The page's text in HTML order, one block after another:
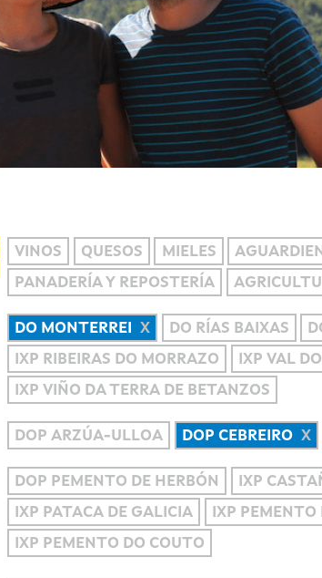
VINOS QUESOS MIELES
PANADERÍA Y REPOSTERÍA
DO MONTERREI DO RÍAS BAIXAS
IXP RIBEIRAS DO MORRAZO
IXP VAL
IXP VIÑO DA TERRA DE BETANZOS
DOP ARZÚA-ULLOA DOP CEBREIRO
DOP PEMENTO DE HERBÓN IXP
IXP PATACA DE GALICIA
IXP
IXP PEMENTO DO COUTO